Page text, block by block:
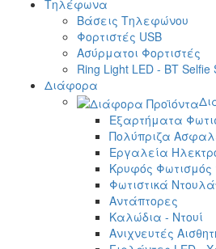
Τηλέφωνα
Βάσεις Τηλεφώνου
Φορτιστές USB
Ασύρματοι Φορτιστές
Ring Light LED - BT Selfie
Διάφορα
Εξαρτήματα
Πολύπριζα
Εργαλεία
Κρυφός Φωτισμός
Φωτιστικά
Αντάπτορες
Καλώδια - Ντουί
Ανιχνευτές